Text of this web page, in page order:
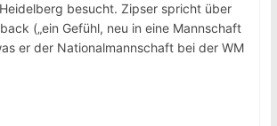
besucht. Zipser spricht über
(„ein Gefühl, neu in eine Mannschaft
er der Nationalmannschaft bei der WM